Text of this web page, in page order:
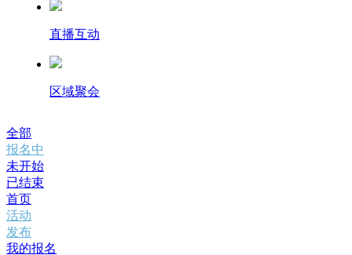
直播互动
区域聚会
全部
报名中
未开始
已结束
首页
活动
发布
我的报名